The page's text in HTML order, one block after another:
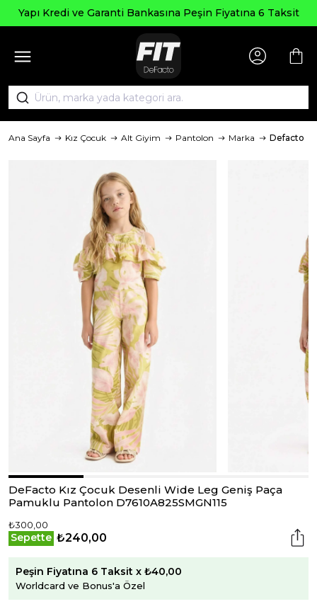
Yapı Kredi ve Garanti Bankasına Peşin Fiyatına 6 Taksit
Ana Sayfa Kız Çocuk Alt Giyim Pantolon Marka Defacto
DeFacto Kız Çocuk Desenli Wide Leg Geniş Paça
Pamuklu Pantolon D7610A825SMGN115
₺300,00
Sepette ₺240,00
Peşin Fiyatına 6 Taksit x ₺40,00
Worldcard ve Bonus'a Özel